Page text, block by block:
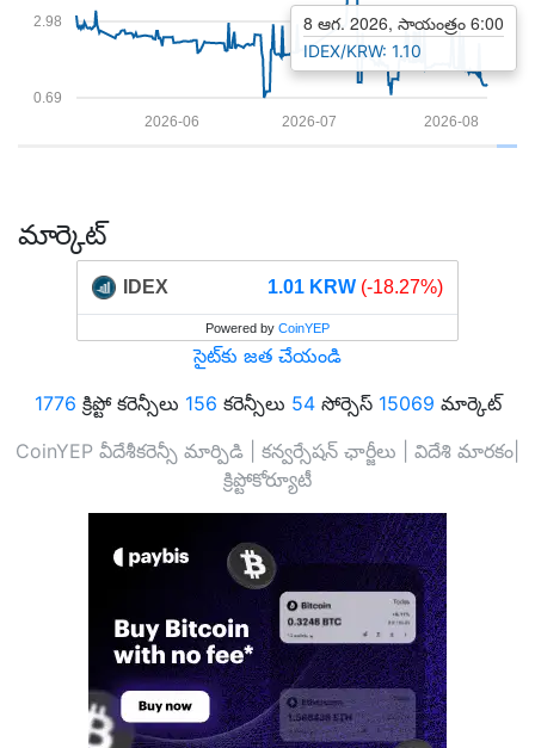
0.69
2.98
2026-08
2026-07
2026-06
8 ఆగ. 2026, సాయంత్రం 6:00
IDEX/KRW: 1.10
మార్కెట్
IDEX 1.01 KRW (-18.27%)
Powered by CoinYEP
సైట్‌కు జత చేయండి
1776 క్రిప్టో కరెన్సీలు 156 కరెన్సీలు 54సోర్సెస్ 15069 మార్కెట్
CoinYEP వీదేశీకరెన్సీ మార్పిడి | కన్వర్సేషన్ ఛార్జీలు | విదేశి మారకం|
క్రిప్టోకోర్యూటీ